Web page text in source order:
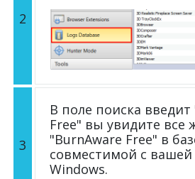
2
3
В поле поиска введит
Free" вы увидите все
"BurnAware Free" в
совместимой с вашей
Windows.